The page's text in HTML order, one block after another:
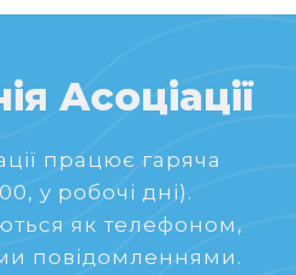
Асоціації
працює гаряча
у робочі дні).
як телефоном,
повідомленнями.